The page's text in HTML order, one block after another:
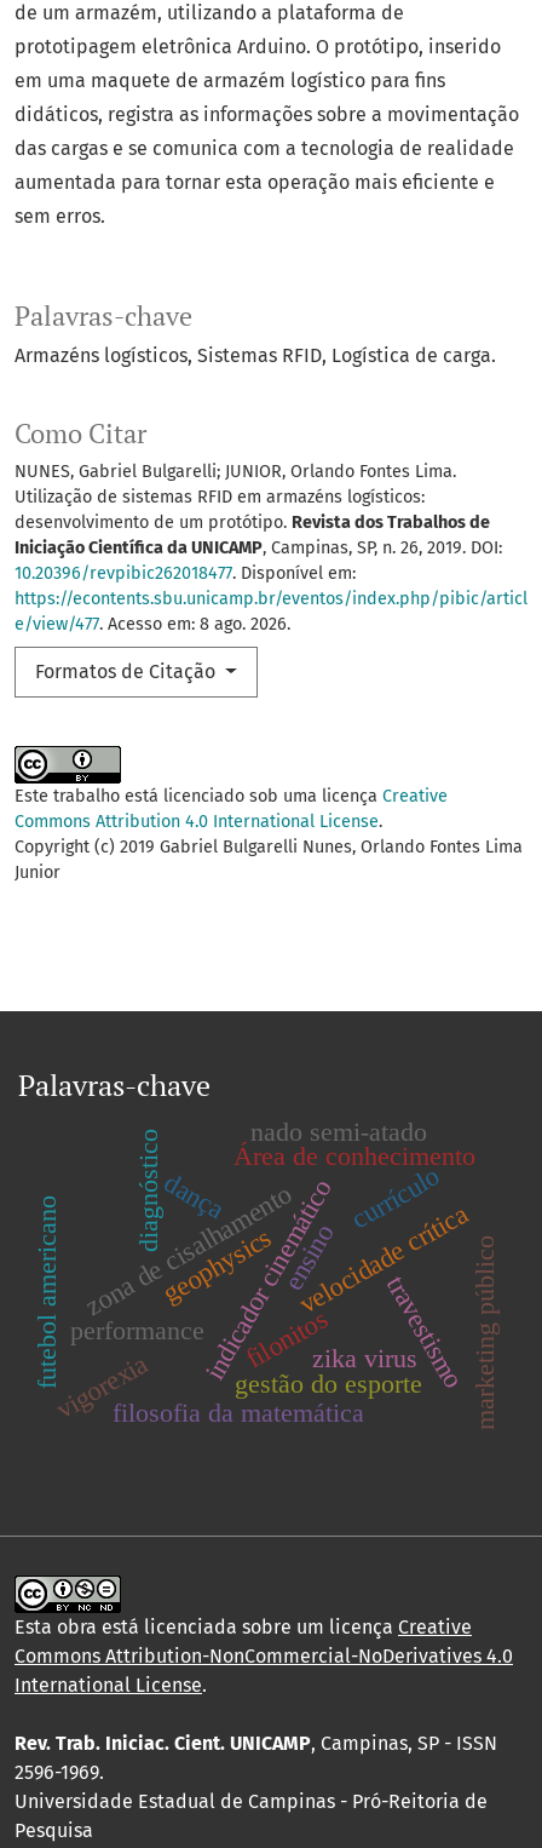
Palavras-chave
Armazéns logísticos Sistemas RFID Logística de carga.
Como Citar
NUNES, Gabriel Bulgarelli; JUNIOR, Orlando Fontes Lima.
Utilização de sistemas RFID em armazéns logísticos:
desenvolvimento de um protótipo. Revista dos Trabalhos de
Iniciação Científica da UNICAMP, Campinas, SP, n. 26, 2019. DOI:
10.20396/revpibic262018477. Disponível em:
https://econtents.sbu.unicamp.br/eventos/index.php/pibic/articl
e/view/477. Acesso em: 8 ago. 2026.
Formatos de Citação
de um armazém, utilizando a plataforma de
prototipagem eletrônica Arduino. O protótipo, inserido
em uma maquete de armazém logístico para fins
didáticos, registra as informações sobre a movimentação
das cargas e se comunica com a tecnologia de realidade
aumentada para tornar esta operação mais eficiente e
sem erros.
Este trabalho está licenciado sob uma licença Creative
Commons Attribution 4.0 International License.
Copyright (c) 2019 Gabriel Bulgarelli Nunes, Orlando Fontes Lima
Junior
Palavras-chave
zona de cisalhamento
indicador cinemático
filonitos
dança
ensino
Área de conhecimento
nado semi-atado
velocidade crítica
performance
futebol americano
diagnóstico
gestão do esporte
geophysics
travestismo
currículo
filosofia da matemática
vigorexia marketing público
zika virus
Esta obra está licenciada sobre um licença Creative
Commons Attribution-NonCommercial-NoDerivatives 4.0
International License.
Rev. Trab. Iniciac. Cient. UNICAMP, Campinas, SP - ISSN
2596-1969.
Universidade Estadual de Campinas - Pró-Reitoria de
Pesquisa